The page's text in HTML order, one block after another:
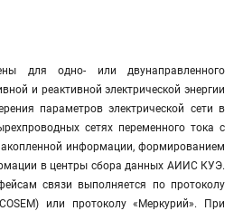
для одно- или двунаправленного
и реактивной электрической энергии
параметров электрической сети в
сетях переменного тока с
информации, формированием
в центры сбора данных АИИС КУЭ.
связи выполняется по протоколу
или протоколу «Меркурий». При